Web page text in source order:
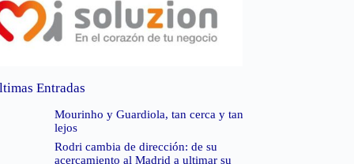
Entradas
Mourinho y Guardiola, tan cerca y tan
lejos
Rodri cambia de dirección: de su
acercamiento al Madrid a ultimar su